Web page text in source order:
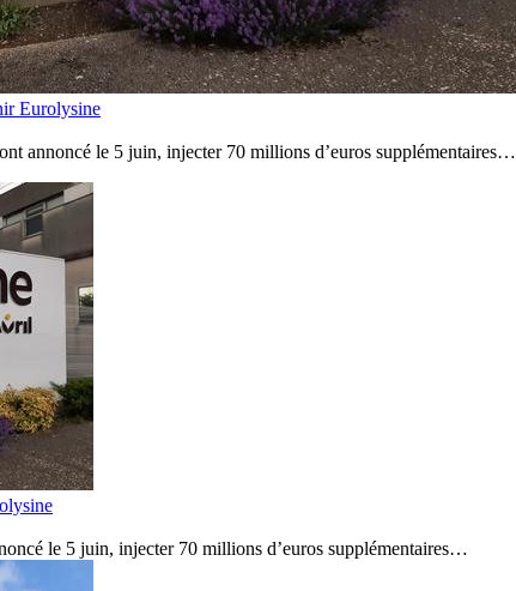
Eurolysine
annoncé le 5 juin, injecter 70 millions d’euros supplémentaires…
le 5 juin, injecter 70 millions d’euros supplémentaires…